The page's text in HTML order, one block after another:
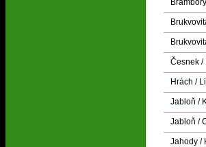
Česnek /
Hrách /
Jabloň /
Jabloň /
Jahody /